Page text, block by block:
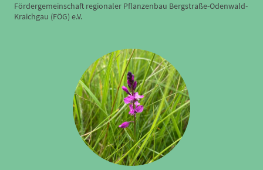
Fördergemeinschaft regionaler Pflanzenbau Bergstraße-Odenwald-
Kraichgau (FÖG) e.V.